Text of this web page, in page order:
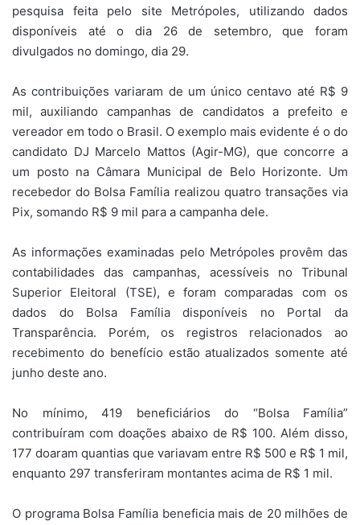
pesquisa feita pelo site Metrópoles, utilizando dados
disponíveis até o dia 26 de setembro, que foram
divulgados no domingo, dia 29.
As contribuições variaram de um único centavo até R$ 9
mil, auxiliando campanhas de candidatos a prefeito e
vereador em todo o Brasil. O exemplo mais evidente é o do
candidato DJ Marcelo Mattos (Agir-MG), que concorre a
um posto na Câmara Municipal de Belo Horizonte. Um
recebedor do Bolsa Família realizou quatro transações via
Pix, somando R$ 9 mil para a campanha dele.
As informações examinadas pelo Metrópoles provêm das
contabilidades das campanhas, acessíveis no Tribunal
Superior Eleitoral (TSE), e foram comparadas com os
dados do Bolsa Família disponíveis no Portal da
Transparência. Porém, os registros relacionados ao
recebimento do benefício estão atualizados somente até
junho deste ano.
No mínimo, 419 beneficiários do “Bolsa Família”
contribuíram com doações abaixo de R$ 100. Além disso,
177 doaram quantias que variavam entre R$ 500 e R$ 1 mil,
enquanto 297 transferiram montantes acima de R$ 1 mil.
O programa Bolsa Família beneficia mais de 20 milhões de